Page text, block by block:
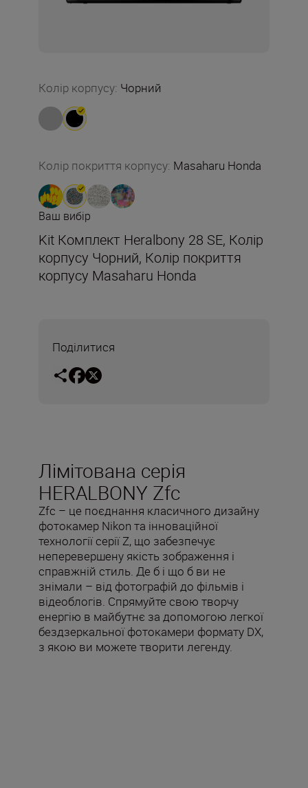
Колір корпусу: Чорний
Колір покриття корпусу: Masaharu Honda
Ваш вибір
Kit Комплект Heralbony 28 SE, Колір
корпусу Чорний, Колір покриття
корпусу Masaharu Honda
Поділитися
Лімітована серія
HERALBONY Zfc
Zfc – це поєднання класичного дизайну
фотокамер Nikon та інноваційної
технології серії Z, що забезпечує
неперевершену якість зображення і
справжній стиль. Де б і що б ви не
знімали – від фотографій до фільмів і
відеоблогів. Спрямуйте свою творчу
енергію в майбутнє за допомогою легкої
бездзеркальної фотокамери формату DX,
з якою ви можете творити легенду.